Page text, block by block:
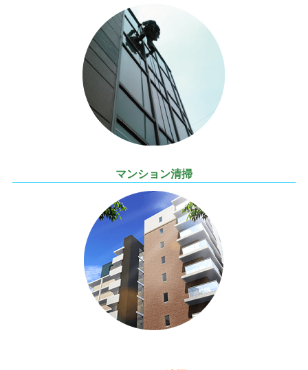
マンション清掃